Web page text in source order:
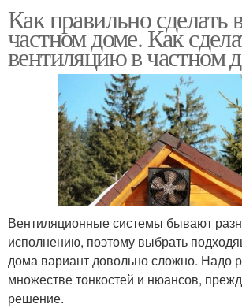
Как правильно сделать
частном доме. Как
вентиляцию в частном
Вентиляционные системы бывают
исполнению, поэтому выбрать
дома вариант довольно сложно. Надо
множестве тонкостей и нюансов,
решение.